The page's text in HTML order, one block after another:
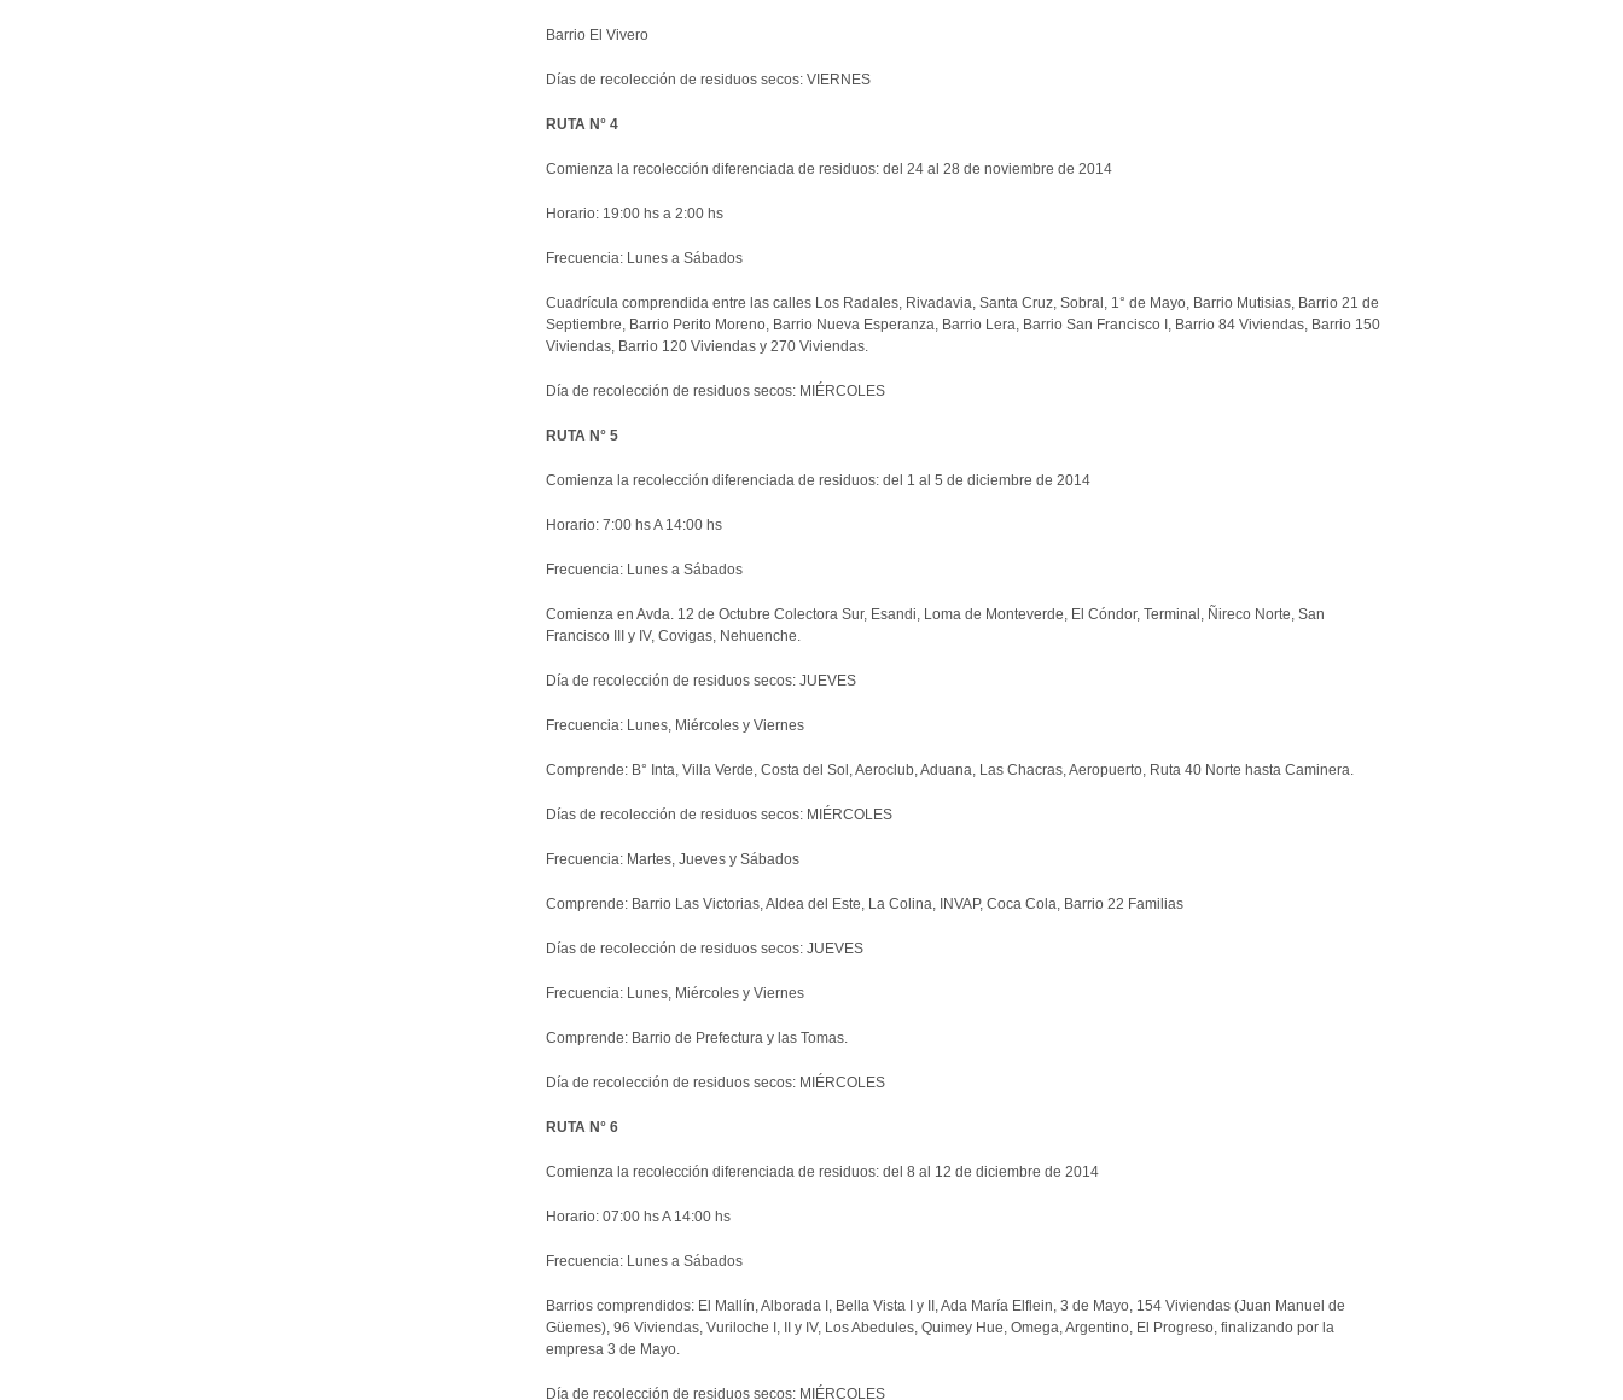
Barrio El Vivero
Días de recolección de residuos secos: VIERNES
RUTA N° 4
Comienza la recolección diferenciada de residuos: del 24 al 28 de noviembre de 2014
Horario: 19:00 hs a 2:00 hs
Frecuencia: Lunes a Sábados
Cuadrícula comprendida entre las calles Los Radales, Rivadavia, Santa Cruz, Sobral, 1° de Mayo, Barrio Mutisias, Barrio 21 de
Septiembre, Barrio Perito Moreno, Barrio Nueva Esperanza, Barrio Lera, Barrio San Francisco I, Barrio 84 Viviendas, Barrio 150
Viviendas, Barrio 120 Viviendas y 270 Viviendas.
Día de recolección de residuos secos: MIÉRCOLES
RUTA N° 5
Comienza la recolección diferenciada de residuos: del 1 al 5 de diciembre de 2014
Horario: 7:00 hs A 14:00 hs
Frecuencia: Lunes a Sábados
Comienza en Avda. 12 de Octubre Colectora Sur, Esandi, Loma de Monteverde, El Cóndor, Terminal, Ñireco Norte, San
Francisco III y IV, Covigas, Nehuenche.
Día de recolección de residuos secos: JUEVES
Frecuencia: Lunes, Miércoles y Viernes
Comprende: B° Inta, Villa Verde, Costa del Sol, Aeroclub, Aduana, Las Chacras, Aeropuerto, Ruta 40 Norte hasta Caminera.
Días de recolección de residuos secos: MIÉRCOLES
Frecuencia: Martes, Jueves y Sábados
Comprende: Barrio Las Victorias, Aldea del Este, La Colina, INVAP, Coca Cola, Barrio 22 Familias
Días de recolección de residuos secos: JUEVES
Frecuencia: Lunes, Miércoles y Viernes
Comprende: Barrio de Prefectura y las Tomas.
Día de recolección de residuos secos: MIÉRCOLES
RUTA N° 6
Comienza la recolección diferenciada de residuos: del 8 al 12 de diciembre de 2014
Horario: 07:00 hs A 14:00 hs
Frecuencia: Lunes a Sábados
Barrios comprendidos: El Mallín, Alborada I, Bella Vista I y II, Ada María Elflein, 3 de Mayo, 154 Viviendas (Juan Manuel de
Güemes), 96 Viviendas, Vuriloche I, II y IV, Los Abedules, Quimey Hue, Omega, Argentino, El Progreso, finalizando por la
empresa 3 de Mayo.
Día de recolección de residuos secos: MIÉRCOLES